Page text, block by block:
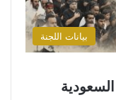
بيانات اللجنة